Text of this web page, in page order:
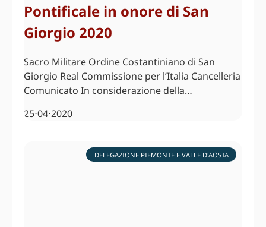
Pontificale in onore di San
Giorgio 2020
Sacro Militare Ordine Costantiniano di San
Giorgio Real Commissione per l’Italia Cancelleria
Comunicato In considerazione della…
25⋅04⋅2020
DELEGAZIONE PIEMONTE E VALLE D'AOSTA